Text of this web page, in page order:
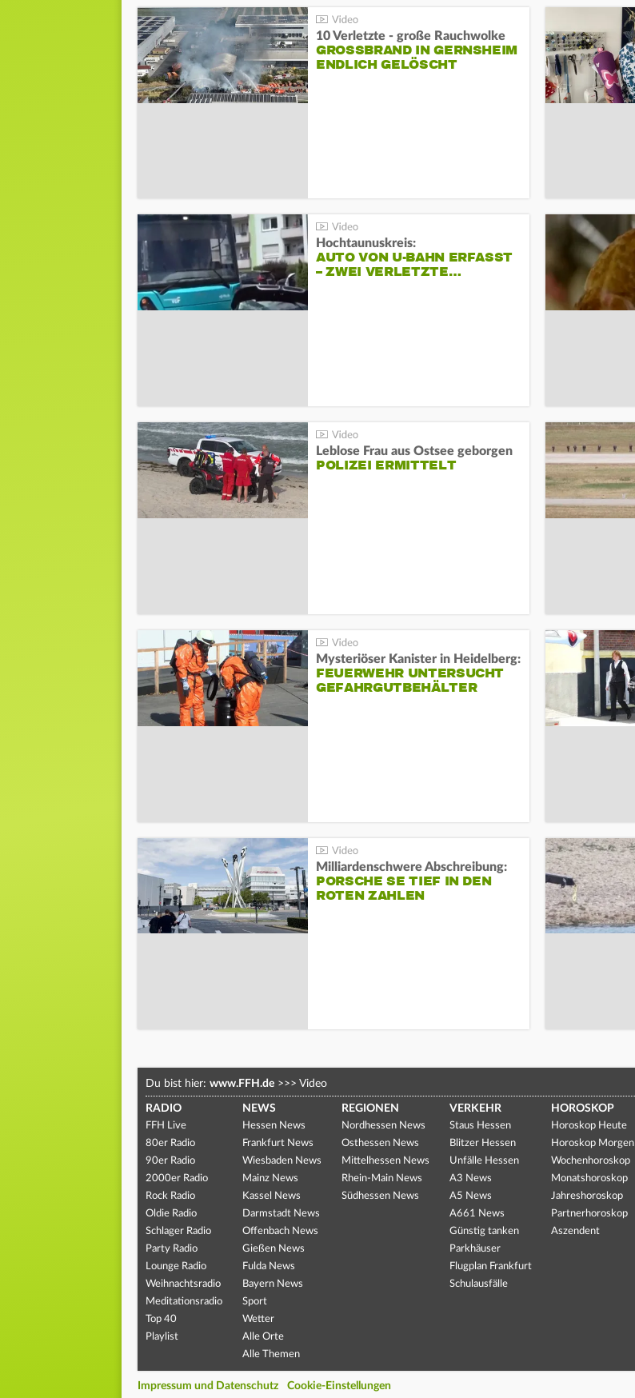
10 Verletzte - große Rauchwolke
GROSSBRAND IN GERNSHEIM E
NDLICH GELÖSCHT
Hochtaunuskreis:
AUTO VON U-BAHN ERFASST
– ZWEI VERLETZTE…
Leblose Frau aus Ostsee geborgen
POLIZEI ERMITTELT
Mysteriöser Kanister in Heidelberg:
FEUERWEHR UNTERSUCHT
GEFAHRGUTBEHÄLTER
Milliardenschwere Abschreibung:
PORSCHE SE TIEF IN DEN
ROTEN ZAHLEN
Du bist hier: www.FFH.de >>> Video
RADIO
FFH Live
80er Radio
90er Radio
2000er Radio
Rock Radio
Oldie Radio
Schlager Radio
Party Radio
Lounge Radio
Weihnachtsradio
Meditationsradio
Top 40
Playlist
NEWS
Hessen News
Frankfurt News
Wiesbaden News
Mainz News
Kassel News
Darmstadt News
Offenbach News
Gießen News
Fulda News
Bayern News
Sport
Wetter
Alle Orte
Alle Themen
REGIONEN
Nordhessen News
Osthessen News
Mittelhessen News
Rhein-Main News
Südhessen News
VERKEHR
Staus Hessen
Blitzer Hessen
Unfälle Hessen
A3 News
A5 News
A661 News
Günstig tanken
Parkhäuser
Flugplan Frankfurt
Schulausfälle
HOROSKOP
Horoskop Heute
Horoskop Morgen
Wochenhoroskop
Monatshoroskop
Jahreshoroskop
Partnerhoroskop
Aszendent
Impressum und Datenschutz Cookie-Einstellungen